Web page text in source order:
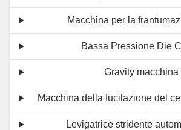
Macchina per la
Bassa Pressione Die
Gravity
Macchina della fucilazione del
Levigatrice stridente